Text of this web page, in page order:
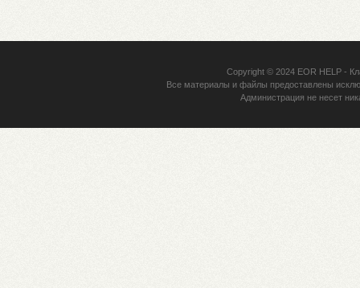
Copyright © 2024 EOR HELP-
Все материалы и файлы предоставлены
Администрация не несет